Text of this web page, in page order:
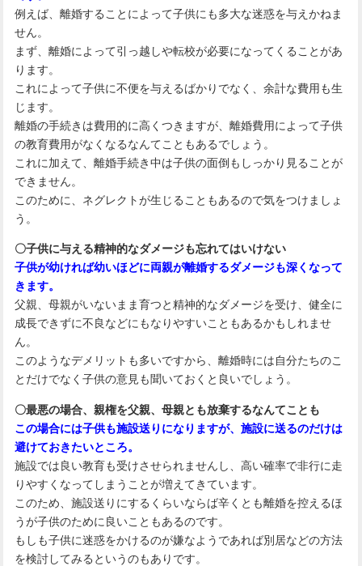
例えば、離婚することによって子供にも多大な迷惑を与えかねま
せん。
まず、離婚によって引っ越しや転校が必要になってくることがあ
ります。
これによって子供に不便を与えるばかりでなく、余計な費用も生
じます。
離婚の手続きは費用的に高くつきますが、離婚費用によって子供
の教育費用がなくなるなんてこともあるでしょう。
これに加えて、離婚手続き中は子供の面倒もしっかり見ることが
できません。
このために、ネグレクトが生じることもあるので気をつけましょ
う。
〇子供に与える精神的なダメージも忘れてはいけない
子供が幼ければ幼いほどに両親が離婚するダメージも深くなって
きます。
父親、母親がいないまま育つと精神的なダメージを受け、健全に
成長できずに不良などにもなりやすいこともあるかもしれませ
ん。
このようなデメリットも多いですから、離婚時には自分たちのこ
とだけでなく子供の意見も聞いておくと良いでしょう。
〇最悪の場合、親権を父親、母親とも放棄するなんてことも
この場合には子供も施設送りになりますが、施設に送るのだけは
避けておきたいところ。
施設では良い教育も受けさせられませんし、高い確率で非行に走
りやすくなってしまうことが増えてきています。
このため、施設送りにするくらいならば辛くとも離婚を控えるほ
うが子供のために良いこともあるのです。
もしも子供に迷惑をかけるのが嫌なようであれば別居などの方法
を検討してみるというのもありです。